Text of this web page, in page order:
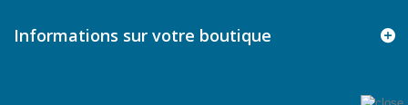
Informations sur votre boutique